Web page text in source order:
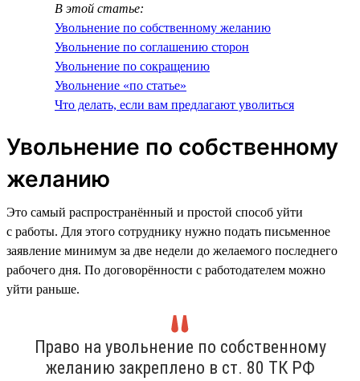
В этой статье:
Увольнение по собственному желанию
Увольнение по соглашению сторон
Увольнение по сокращению
Увольнение «по статье»
Что делать, если вам предлагают уволиться
Увольнение по собственному
желанию
Это самый распространённый и простой способ уйти
с работы. Для этого сотруднику нужно подать письменное
заявление минимум за две недели до желаемого последнего
рабочего дня. По договорённости с работодателем можно
уйти раньше.
Право на увольнение по собственному
желанию закреплено в ст. 80 ТК РФ